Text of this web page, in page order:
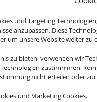
und Targeting
anzupassen. Diese
um unsere Website weiter zu
zu bieten, verwenden wir
zustimmmen,
nicht erteilen oder
und Marketing Cookies.